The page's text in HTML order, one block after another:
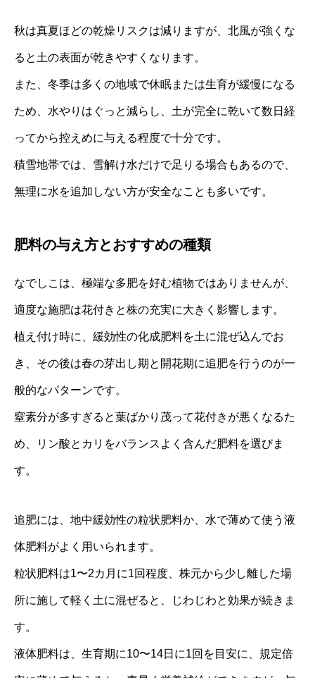
秋は真夏ほどの乾燥リスクは減りますが、北風が強くな
ると土の表面が乾きやすくなります。
また、冬季は多くの地域で休眠または生育が緩慢になる
ため、水やりはぐっと減らし、土が完全に乾いて数日経
ってから控えめに与える程度で十分です。
積雪地帯では、雪解け水だけで足りる場合もあるので、
無理に水を追加しない方が安全なことも多いです。
肥料の与え方とおすすめの種類
なでしこは、極端な多肥を好む植物ではありませんが、
適度な施肥は花付きと株の充実に大きく影響します。
植え付け時に、緩効性の化成肥料を土に混ぜ込んでお
き、その後は春の芽出し期と開花期に追肥を行うのが一
般的なパターンです。
窒素分が多すぎると葉ばかり茂って花付きが悪くなるた
め、リン酸とカリをバランスよく含んだ肥料を選びま
す。
追肥には、地中緩効性の粒状肥料か、水で薄めて使う液
体肥料がよく用いられます。
粒状肥料は1〜2カ月に1回程度、株元から少し離した場
所に施して軽く土に混ぜると、じわじわと効果が続きま
す。
液体肥料は、生育期に10〜14日に1回を目安に、規定倍